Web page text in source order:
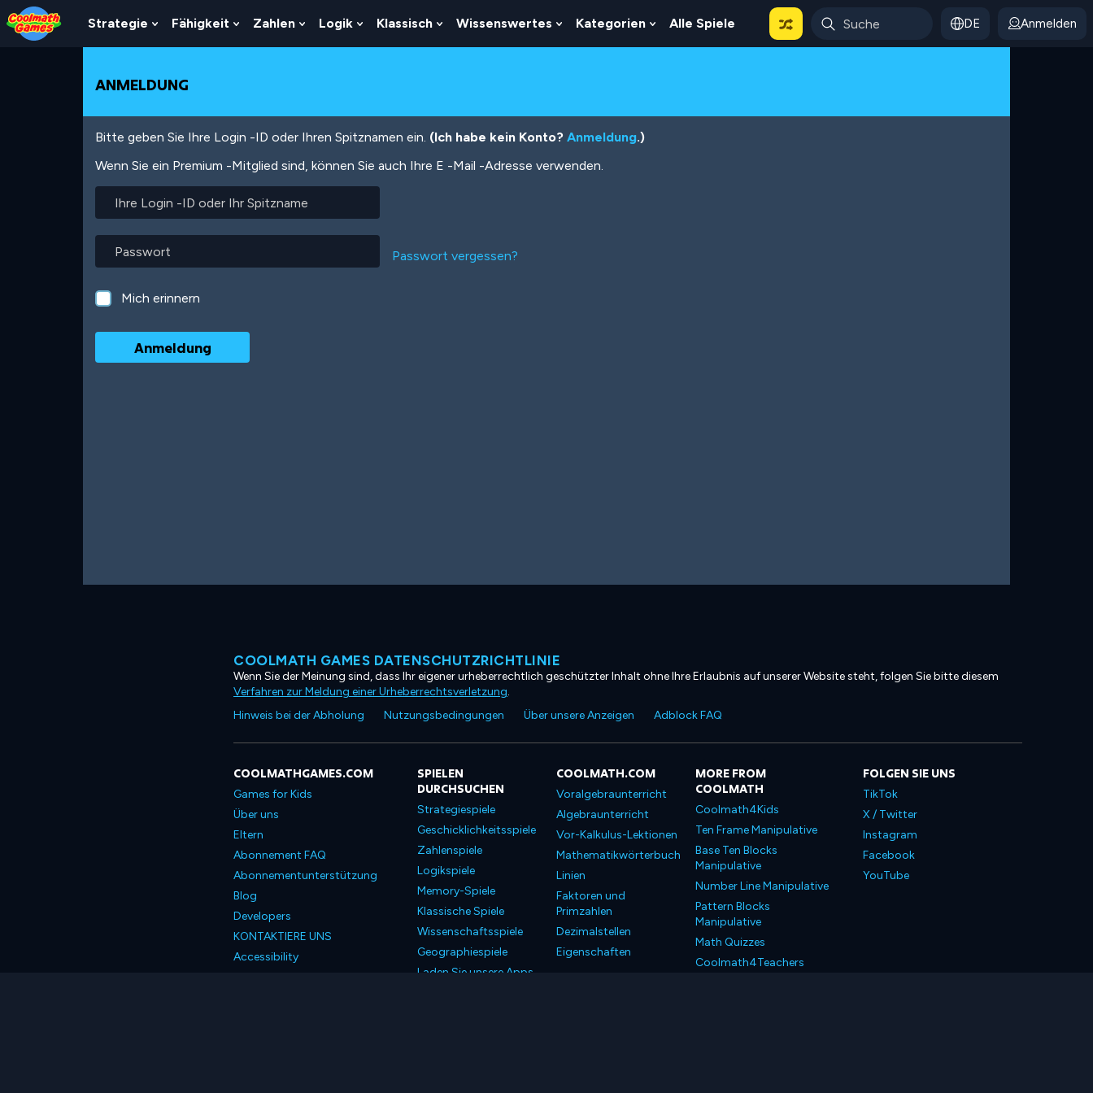
Skip
to
Top
Skip
to
Navigation
Skip
to
Main
Skip
to
Footer
Direkt
zum
Inhalt
Strategie
Show
Submenu
Strategie
Fähigkeit
Show
Submenu
Zahlen
Show
Submenu
Logik
Show
Submenu
Klassisch
Show
Submenu
Wissenswertes
Show
Submenu
Kategorien
Show
Submenu
Alle Spiele DE Anmelden
ANMELDUNG
Bitte geben Sie Ihre Login -ID oder Ihren Spitznamen ein. (Ich habe kein Konto? Anmeldung.)
Wenn Sie ein Premium -Mitglied sind, können Sie auch Ihre E -Mail -Adresse verwenden.
Login
ID
oder
Ihr
Spitzname
Passwort vergessen?
Mich erinnern
COOLMATH GAMES DATENSCHUTZRICHTLINIE
Wenn Sie der Meinung sind, dass Ihr eigener urheberrechtlich geschützter Inhalt ohne Ihre Erlaubnis auf unserer Website steht, folgen Sie bitte diesem
Verfahren zur Meldung einer Urheberrechtsverletzung.
Hinweis bei der Abholung
Nutzungsbedingungen Über unsere Anzeigen Adblock FAQ
COOLMATHGAMES.COM
Games for Kids
Über uns
Eltern
Abonnement FAQ
Abonnementunterstützung
Blog
Developers
KONTAKTIERE UNS
Accessibility
SPIELEN
DURCHSUCHEN
Strategiespiele
Geschicklichkeitsspiele
Zahlenspiele
Logikspiele
Memory-Spiele
Klassische Spiele
Wissenschaftsspiele
Geographiespiele
Laden Sie unsere Apps
COOLMATH.COM
Voralgebraunterricht
Algebraunterricht
Vor-Kalkulus-Lektionen
Mathematikwörterbuch
Linien
Faktoren und
Primzahlen
Dezimalstellen
Eigenschaften
MORE FROM
COOLMATH
Coolmath4Kids
Ten Frame Manipulative
Base Ten Blocks
Manipulative
Number Line Manipulative
Pattern Blocks
Manipulative
Math Quizzes
Coolmath4Teachers
FOLGEN SIE UNS
TikTok
X / Twitter
Instagram
Facebook
YouTube